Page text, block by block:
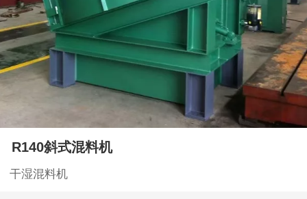
R140斜式混料机
干湿混料机